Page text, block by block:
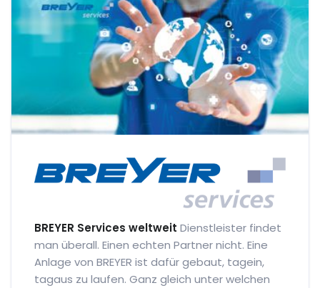
BREYER Services weltweit Dienstleister findet
man überall. Einen echten Partner nicht. Eine
Anlage von BREYER ist dafür gebaut, tagein,
tagaus zu laufen. Ganz gleich unter welchen